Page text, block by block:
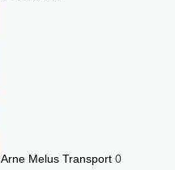
Arne Melus Transport 0